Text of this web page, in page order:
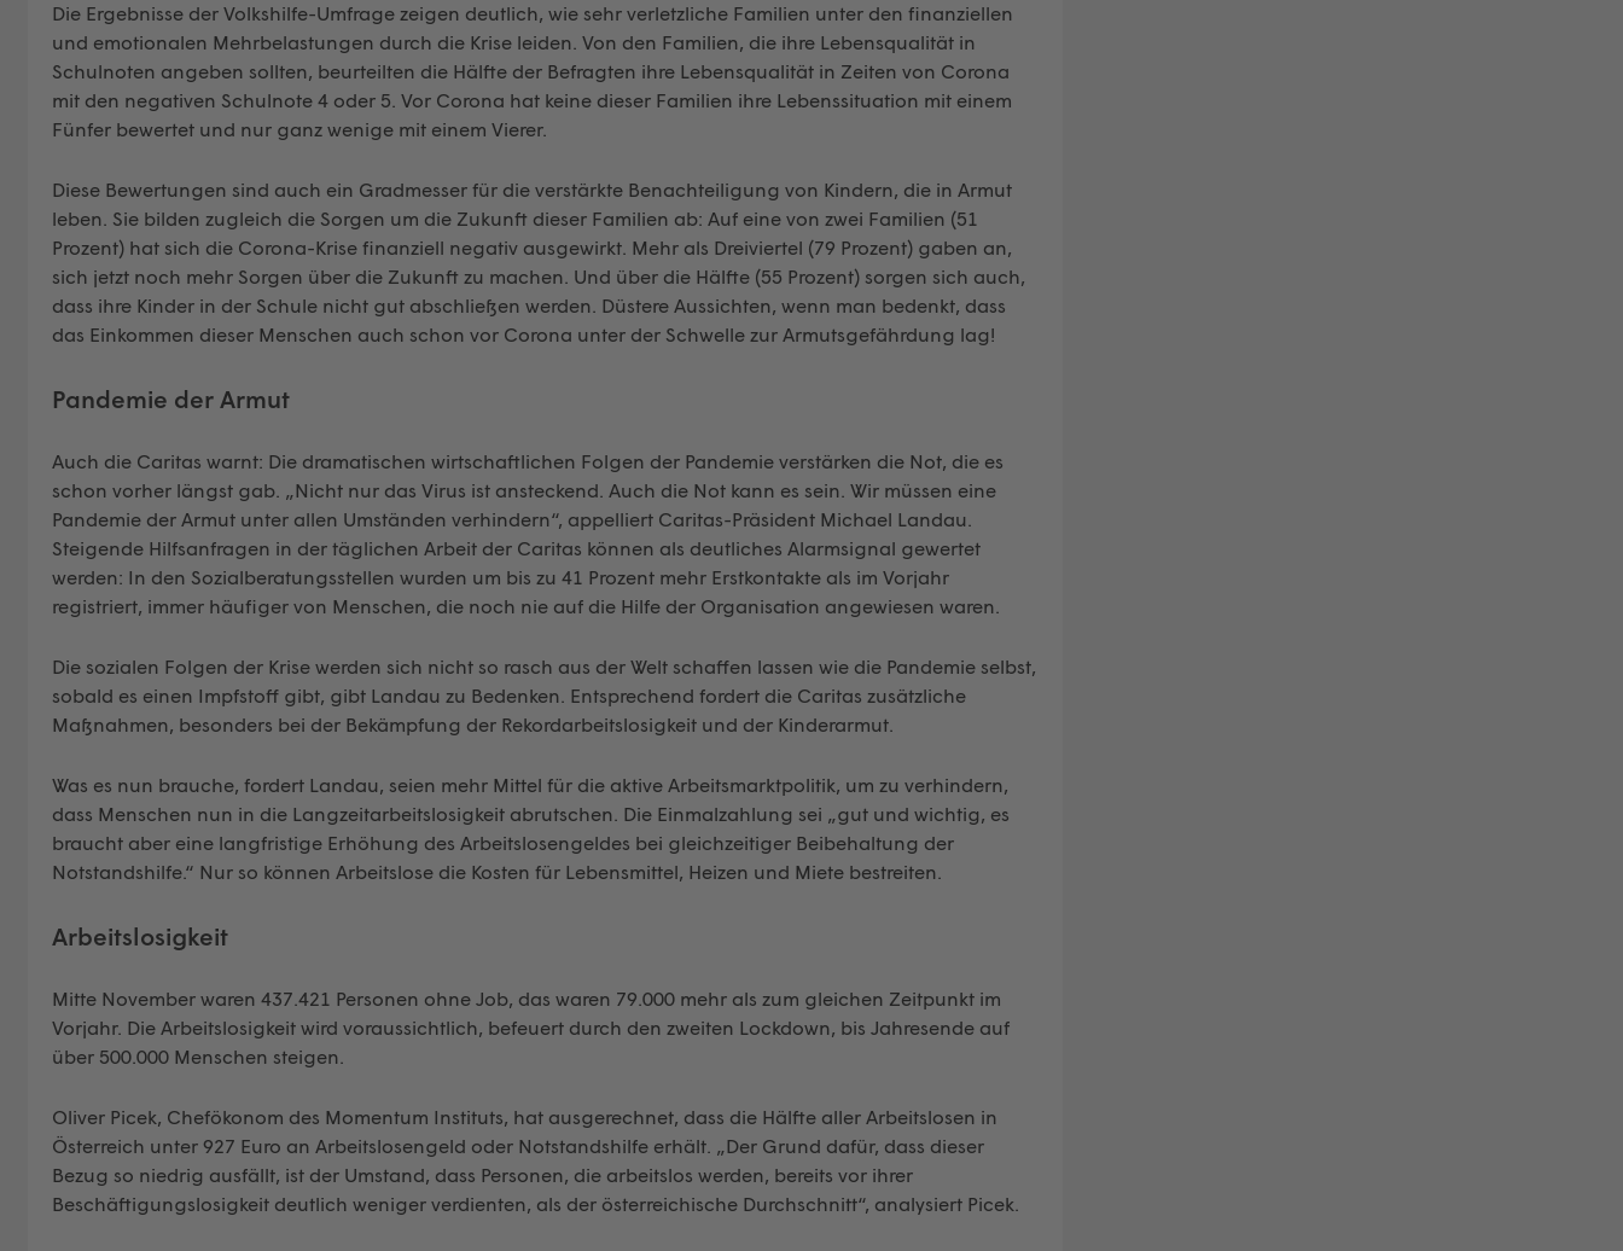
Die Ergebnisse der Volkshilfe-Umfrage zeigen deutlich, wie sehr verletzliche Familien unter den finanziellen
und emotionalen Mehrbelastungen durch die Krise leiden. Von den Familien, die ihre Lebensqualität in
Schulnoten angeben sollten, beurteilten die Hälfte der Befragten ihre Lebensqualität in Zeiten von Corona
mit den negativen Schulnote 4 oder 5. Vor Corona hat keine dieser Familien ihre Lebenssituation mit einem
Fünfer bewertet und nur ganz wenige mit einem Vierer.
Diese Bewertungen sind auch ein Gradmesser für die verstärkte Benachteiligung von Kindern, die in Armut
leben. Sie bilden zugleich die Sorgen um die Zukunft dieser Familien ab: Auf eine von zwei Familien (51
Prozent) hat sich die Corona-Krise finanziell negativ ausgewirkt. Mehr als Dreiviertel (79 Prozent) gaben an,
sich jetzt noch mehr Sorgen über die Zukunft zu machen. Und über die Hälfte (55 Prozent) sorgen sich auch,
dass ihre Kinder in der Schule nicht gut abschließen werden. Düstere Aussichten, wenn man bedenkt, dass
das Einkommen dieser Menschen auch schon vor Corona unter der Schwelle zur Armutsgefährdung lag!
Pandemie der Armut
Auch die Caritas warnt: Die dramatischen wirtschaftlichen Folgen der Pandemie verstärken die Not, die es
schon vorher längst gab. „Nicht nur das Virus ist ansteckend. Auch die Not kann es sein. Wir müssen eine
Pandemie der Armut unter allen Umständen verhindern“, appelliert Caritas-Präsident Michael Landau.
Steigende Hilfsanfragen in der täglichen Arbeit der Caritas können als deutliches Alarmsignal gewertet
werden: In den Sozialberatungsstellen wurden um bis zu 41 Prozent mehr Erstkontakte als im Vorjahr
registriert, immer häufiger von Menschen, die noch nie auf die Hilfe der Organisation angewiesen waren.
Die sozialen Folgen der Krise werden sich nicht so rasch aus der Welt schaffen lassen wie die Pandemie selbst,
sobald es einen Impfstoff gibt, gibt Landau zu Bedenken. Entsprechend fordert die Caritas zusätzliche
Maßnahmen, besonders bei der Bekämpfung der Rekordarbeitslosigkeit und der Kinderarmut.
Was es nun brauche, fordert Landau, seien mehr Mittel für die aktive Arbeitsmarktpolitik, um zu verhindern,
dass Menschen nun in die Langzeitarbeitslosigkeit abrutschen. Die Einmalzahlung sei „gut und wichtig, es
braucht aber eine langfristige Erhöhung des Arbeitslosengeldes bei gleichzeitiger Beibehaltung der
Notstandshilfe.“ Nur so können Arbeitslose die Kosten für Lebensmittel, Heizen und Miete bestreiten.
Arbeitslosigkeit
Mitte November waren 437.421 Personen ohne Job, das waren 79.000 mehr als zum gleichen Zeitpunkt im
Vorjahr. Die Arbeitslosigkeit wird voraussichtlich, befeuert durch den zweiten Lockdown, bis Jahresende auf
über 500.000 Menschen steigen.
Oliver Picek, Chefökonom des Momentum Instituts, hat ausgerechnet, dass die Hälfte aller Arbeitslosen in
Österreich unter 927 Euro an Arbeitslosengeld oder Notstandshilfe erhält. „Der Grund dafür, dass dieser
Bezug so niedrig ausfällt, ist der Umstand, dass Personen, die arbeitslos werden, bereits vor ihrer
Beschäftigungslosigkeit deutlich weniger verdienten, als der österreichische Durchschnitt“, analysiert Picek.